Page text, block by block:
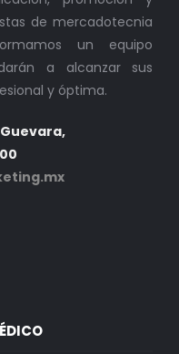
de mercadotecnia
un equipo
a alcanzar sus
y óptima.